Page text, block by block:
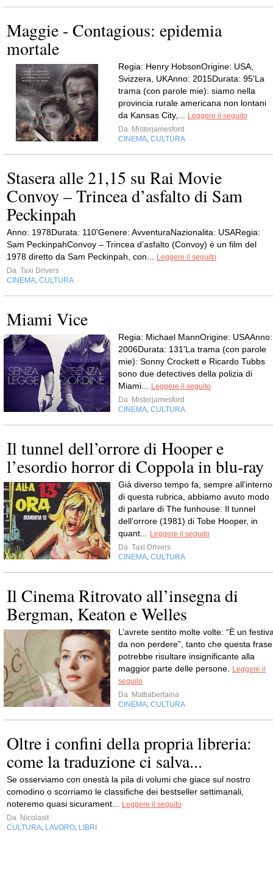
Maggie - Contagious: epidemia
mortale
Regia: Henry HobsonOrigine: USA,
Svizzera, UKAnno: 2015Durata: 95'La
trama (con parole mie): siamo nella
provincia rurale americana non lontani
da Kansas City,...
Leggere il seguito
Da Misterjamesford
CINEMA CULTURA
Stasera alle 21,15 su Rai Movie
Convoy – Trincea d’asfalto di Sam
Peckinpah
Anno: 1978Durata: 110'Genere: AvventuraNazionalita: USARegia:
Sam PeckinpahConvoy – Trincea d’asfalto (Convoy) è un film del
1978 diretto da Sam Peckinpah, con...
Leggere il seguito
Da Taxi Drivers
CINEMA CULTURA
Miami Vice
Regia: Michael MannOrigine: USAAnno:
2006Durata: 131'La trama (con parole
mie): Sonny Crockett e Ricardo Tubbs
sono due detectives della polizia di
Miami...
Leggere il seguito
Da Misterjamesford
CINEMA CULTURA
Il tunnel dell’orrore di Hooper e
l’esordio horror di Coppola in blu-ray
Già diverso tempo fa, sempre all’interno
di questa rubrica, abbiamo avuto modo
di parlare di The funhouse: Il tunnel
dell’orrore (1981) di Tobe Hooper, in
quant...
Leggere il seguito
Da Taxi Drivers
CINEMA CULTURA
Il Cinema Ritrovato all’insegna di
Bergman, Keaton e Welles
L’avrete sentito molte volte: “È un
da non perdere”, tanto che questa frase
potrebbe risultare insignificante alla
maggior parte delle persone.
Leggere il
seguito
Da Mattiabertaina
CINEMA CULTURA
Oltre i confini della propria libreria:
come la traduzione ci salva...
Se osserviamo con onestà la pila di volumi che giace sul nostro
comodino o scorriamo le classifiche dei bestseller settimanali,
noteremo quasi sicurament...
Leggere il seguito
Da Nicolasit
CULTURA LAVORO LIBRI